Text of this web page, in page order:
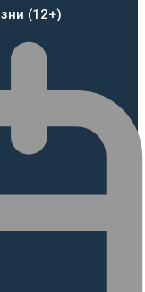
(12+)